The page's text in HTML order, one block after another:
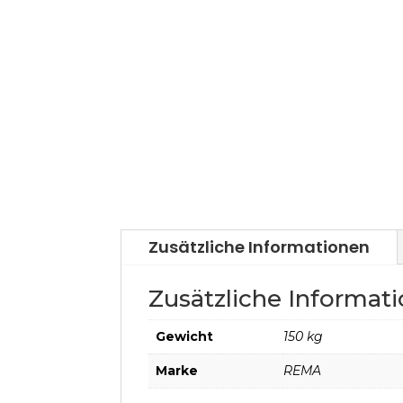
Zusätzliche Informationen
Zusätzliche
Gewicht 150 kg
Marke REMA